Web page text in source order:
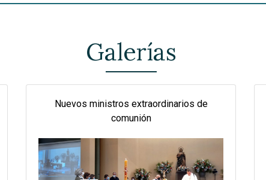
Galerías
Nuevos ministros extraordinarios de
comunión